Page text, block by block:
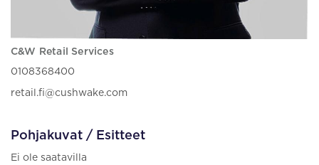
C&W Retail Services
0108368400
retail.fi@cushwake.com
Pohjakuvat / Esitteet
Ei ole saatavilla